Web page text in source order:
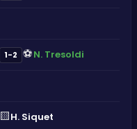
1-2 ⚽N. Tresoldi
🟨H. Siquet